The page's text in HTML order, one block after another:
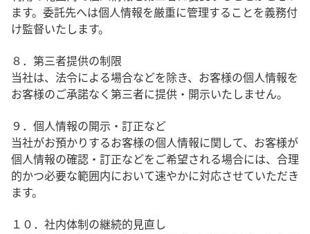
ます。委託先へは個人情報を厳重に管理することを義務付
け監督いたします。
８．第三者提供の制限
当社は、法令による場合などを除き、お客様の個人情報を
お客様のご承諾なく第三者に提供・開示いたしません。
９．個人情報の開示・訂正など
当社がお預かりするお客様の個人情報に関して、お客様が
個人情報の確認・訂正などをご希望される場合には、合理
的かつ必要な範囲内において速やかに対応させていただき
ます。
１０．社内体制の継続的見直し